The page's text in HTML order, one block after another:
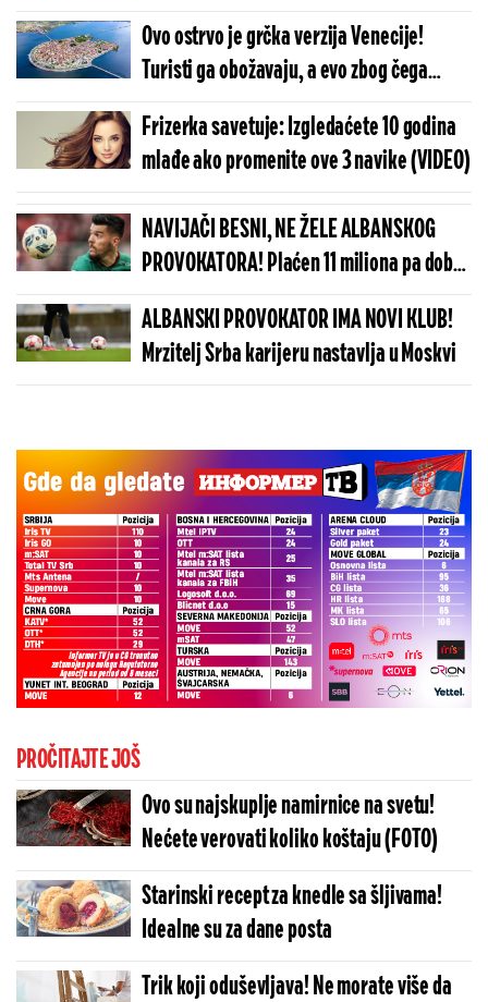
pozitivno utiču na srce i popravljaju
raspoloženje
Ovo ostrvo je grčka verzija Venecije!
Turisti ga obožavaju, a evo zbog čega
(FOTO)
Frizerka savetuje: Izgledaćete 10 godina
mlađe ako promenite ove 3 navike (VIDEO)
NAVIJAČI BESNI, NE ŽELE ALBANSKOG
PROVOKATORA! Plaćen 11 miliona pa dobio
brutalnu poruku
ALBANSKI PROVOKATOR IMA NOVI KLUB!
Mrzitelj Srba karijeru nastavlja u Moskvi
PROČITAJTE JOŠ
Ovo su najskuplje namirnice na svetu!
Nećete verovati koliko koštaju (FOTO)
Starinski recept za knedle sa šljivama!
Idealne su za dane posta
Trik koji oduševljava! Ne morate više da